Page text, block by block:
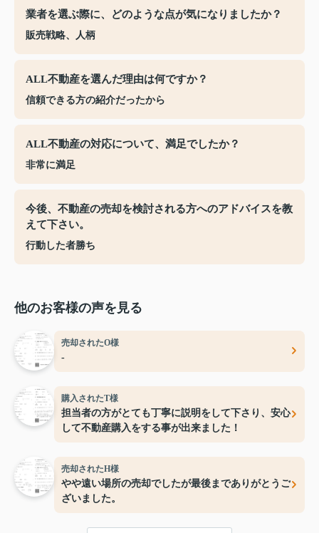
業者を選ぶ際に、どのような点が気になりましたか？
販売戦略、人柄
ALL不動産を選んだ理由は何ですか？
信頼できる方の紹介だったから
ALL不動産の対応について、満足でしたか？
非常に満足
今後、不動産の売却を検討される方へのアドバイスを教
えて下さい。
行動した者勝ち
他のお客様の声を見る
売却されたO様
-
購入されたT様
担当者の方がとても丁寧に説明をして下さり、安心
して不動産購入をする事が出来ました！
売却されたH様
やや遠い場所の売却でしたが最後までありがとうご
ざいました。